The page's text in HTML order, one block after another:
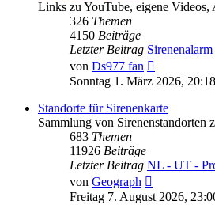
Links zu YouTube, eigene Videos,
326 Themen
4150 Beiträge
Letzter Beitrag
von Ds977 fan
Beitrag
Sonntag 1. März 2026, 20:18
Standorte für Sirenenkarte
Sammlung von Sirenenstandorten
683 Themen
11926 Beiträge
Letzter Beitrag NL - UT -
von Geograph
Beitrag
Freitag 7. August 2026,